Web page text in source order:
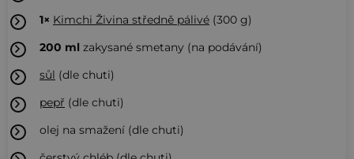
1× Kimchi Živina středně pálivé (300 g)
200 ml zakysané smetany (na podávání)
sůl (dle chuti)
pepř (dle chuti)
olej na smažení (dle chuti)